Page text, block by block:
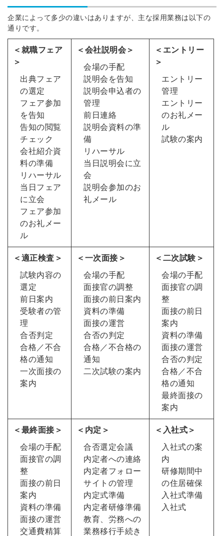
企業によって多少の違いはありますが、主な採用業務は以下の
通りです。
＜就職フェア
＞
出典フェア
の選定
フェア参加
を告知
告知の閲覧
チェック
会社紹介資
料の準備
リハーサル
当日フェア
に立会
フェア参加
のお礼メー
ル
＜会社説明会＞
会場の手配
説明会を告知
説明会申込者の
管理
前日連絡
説明会資料の準
備
リハーサル
当日説明会に立
会
説明会参加のお
礼メール
＜エントリー
＞
エントリー
管理
エントリー
のお礼メー
ル
試験の案内
＜適正検査＞
試験内容の
選定
前日案内
受験者の管
理
合否判定
合格／不合
格の通知
一次面接の
案内
＜一次面接＞
会場の手配
面接官の調整
面接の前日案内
資料の準備
面接の運営
合否の判定
合格／不合格の
通知
二次試験の案内
＜二次試験＞
会場の手配
面接官の調
整
面接の前日
案内
資料の準備
面接の運営
合否の判定
合格／不合
格の通知
最終面接の
案内
＜最終面接＞
会場の手配
面接官の調
整
面接の前日
案内
資料の準備
面接の運営
交通費精算
＜内定＞
合否選定会議
内定者への連絡
内定者フォロー
サイトの管理
内定式準備
内定者研修準備
教育、労務への
業務移行手続き
＜入社式＞
入社式の案
内
研修期間中
の住居確保
入社式準備
入社式